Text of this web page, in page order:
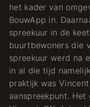
het kader van
BouwApp in.
spreekuur in de
buurtbewoners die
spreekuur werd na
in al die tijd
praktijk was
aanspreekpunt.